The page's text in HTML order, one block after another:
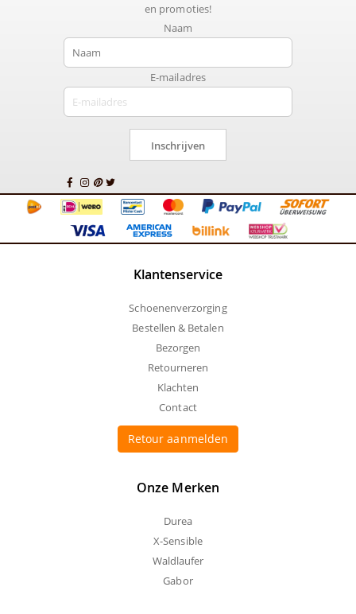
en promoties!
Naam
E-mailadres
Inschrijven
Klantenservice
Schoenenverzorging
Bestellen & Betalen
Bezorgen
Retourneren
Klachten
Contact
Retour aanmelden
Onze Merken
Durea
X-Sensible
Waldlaufer
Gabor